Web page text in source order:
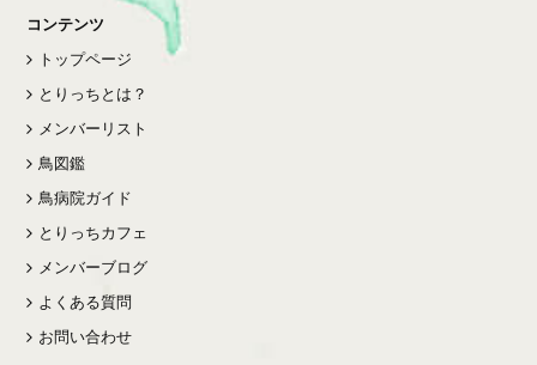
コンテンツ
トップページ
とりっちとは？
メンバーリスト
鳥図鑑
鳥病院ガイド
とりっちカフェ
メンバーブログ
よくある質問
お問い合わせ